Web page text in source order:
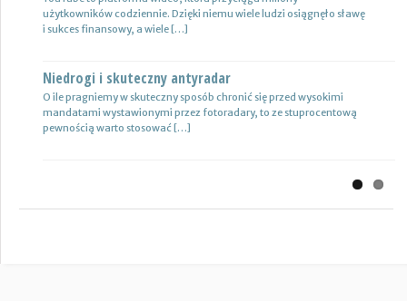
użytkowników codziennie. Dzięki niemu wiele ludzi osiągnęło sławę
i sukces finansowy, a wiele […]
Niedrogi i skuteczny antyradar
O ile pragniemy w skuteczny sposób chronić się przed wysokimi
mandatami wystawionymi przez fotoradary, to ze stuprocentową
pewnością warto stosować […]
Jest to specjalność architektoniczna, niemniej jednak również
konstrukcyjno-budowlana, inżynieryjna oraz instalacyjna. Warto
Drewutnia z palet na działkę
Wiele osób zastanawia się, jaki rodzaj drewutni ogrodowej sprawdzi
się najlepiej w sytuacji bezpiecznego przechowywania na przykład